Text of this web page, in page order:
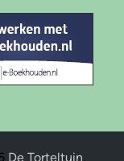
De Torteltuin